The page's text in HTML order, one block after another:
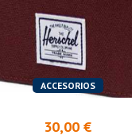
ACCESORIOS
30,00 €